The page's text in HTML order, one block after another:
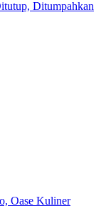
Ditumpahkan
Oase Kuliner